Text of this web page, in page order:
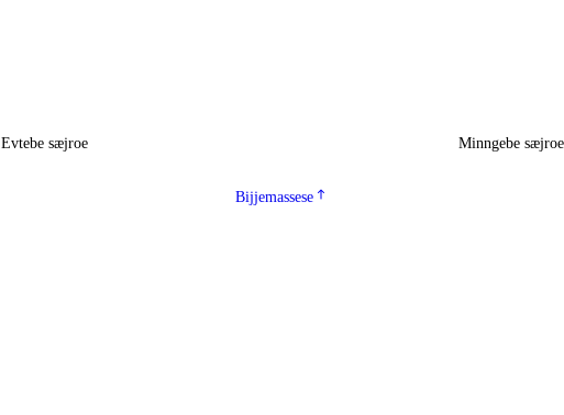
Evtebe sæjroe Minngebe sæjroe
Bijjemassese